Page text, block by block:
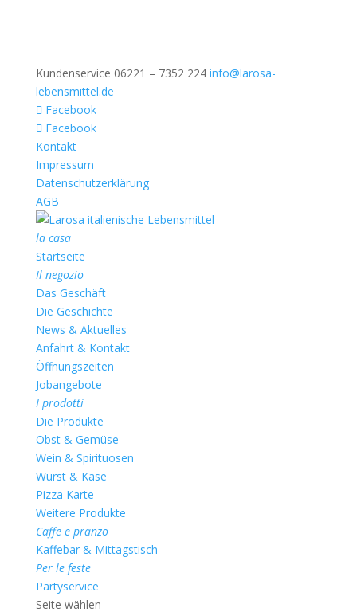
Kundenservice 06221 – 7352 224 info@larosa-
lebensmittel.de
Facebook
Facebook
Kontakt
Impressum
Datenschutzerklärung
AGB
la casa
Startseite
Il negozio
Das Geschäft
Die Geschichte
News & Aktuelles
Anfahrt & Kontakt
Öffnungszeiten
Jobangebote
I prodotti
Die Produkte
Obst & Gemüse
Wein & Spirituosen
Wurst & Käse
Pizza Karte
Weitere Produkte
Caffe e pranzo
Kaffebar & Mittagstisch
Per le feste
Partyservice
Seite wählen